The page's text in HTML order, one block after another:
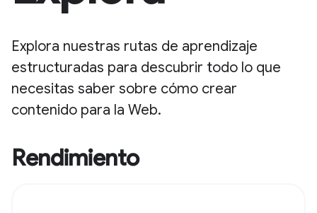
Explora nuestras rutas de aprendizaje
estructuradas para descubrir todo lo que
necesitas saber sobre cómo crear
contenido para la Web.
Rendimiento